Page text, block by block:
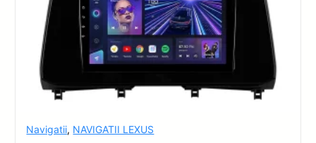
Navigatii, NAVIGATII LEXUS